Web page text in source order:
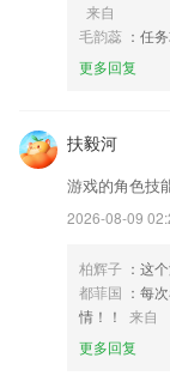
来自
毛韵蕊 ：任
更多回复
扶毅河
游戏的角色技
2026-08-09
柏辉子 ：这
都菲国 ：每
情！！
来自
更多回复